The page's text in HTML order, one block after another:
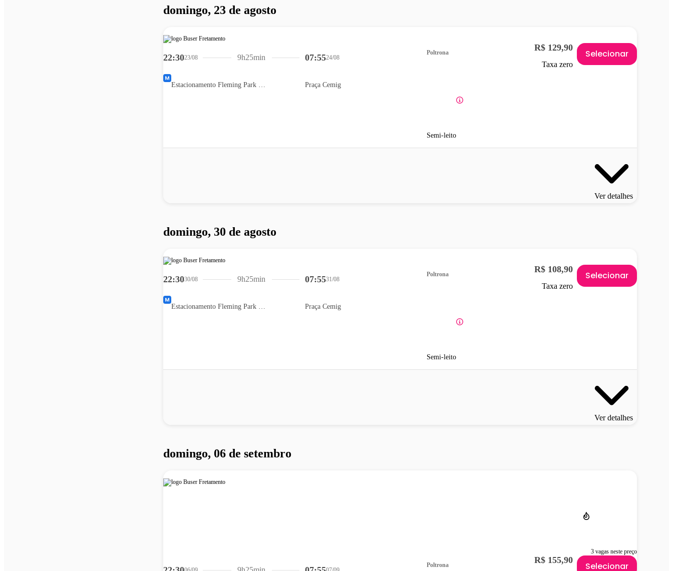
domingo, 23 de agosto
22:3023/08
Estacionamento Fleming Park (Indigo) - Flamengo
07:5524/08
Praça Cemig
9h25min
Poltrona
Semi-leito
R$ 129,90
Taxa zero
Selecionar
Ver detalhes
domingo, 30 de agosto
22:3030/08
Estacionamento Fleming Park (Indigo) - Flamengo
07:5531/08
Praça Cemig
9h25min
Poltrona
Semi-leito
R$ 108,90
Taxa zero
Selecionar
Ver detalhes
domingo, 06 de setembro
3 vagas neste preço
Poltrona R$ 155,90
Selecionar